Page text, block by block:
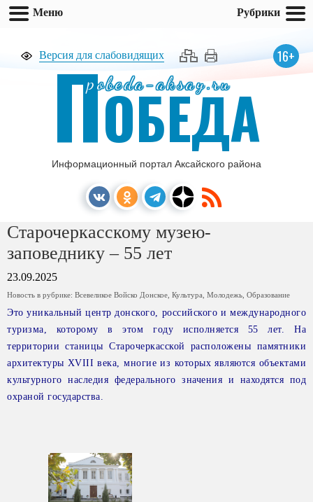
Версия для слабовидящих 16+
pobeda-aksay.ru
ПОБЕДА
Информационный портал Аксайского района
Старочеркасскому музею-
заповеднику – 55 лет
23.09.2025
Новость в рубрике: Всевеликое Войско Донское Культура Молодежь Образование
Это уникальный центр донского, российского и международного
туризма, которому в этом году исполняется 55 лет. На
территории станицы Старочеркасской расположены памятники
архитектуры XVIII века, многие из которых являются объектами
культурного наследия федерального значения и находятся под
охраной государства.
Меню Рубрики